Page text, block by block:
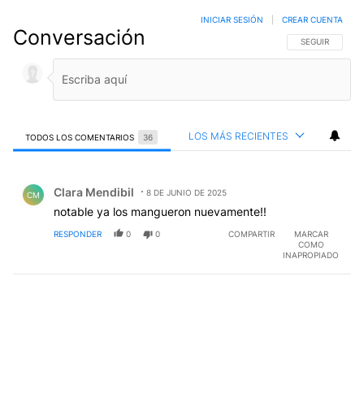
Conversación SIGA ESTA
SEGUIR
INICIAR SESIÓN CREAR CUENTA
TODOS LOS COMENTARIOS 36 LOS MÁS RECIENTES
CM Clara Mendibil 8 DE JUNIO DE 2025
notable ya los mangueron nuevamente!!
RESPONDER 0 0 COMPARTIR
MARCAR
COMO
INAPROPIADO